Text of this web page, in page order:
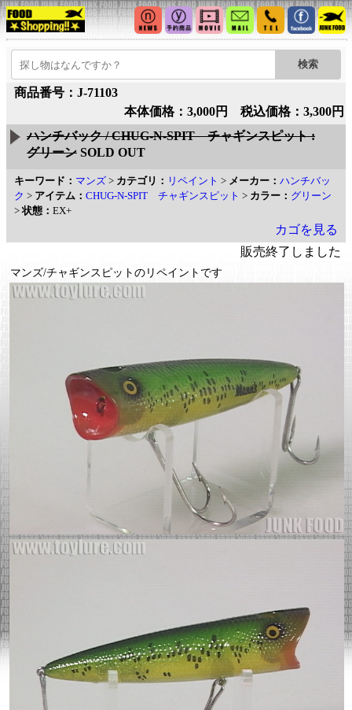
商品番号：J-71103
本体価格：3,000円 税込価格：3,300円
ハンチバック / CHUG-N-SPIT チャギンスピット :
グリーン SOLD OUT
キーワード： マンズ > カテゴリ： リペイント > メーカー： ハンチバッ
ク > アイテム： CHUG-N-SPIT チャギンスピット > カラー： グリーン
>状態： EX+
カゴを見る
販売終了しました
マンズ/チャギンスピットのリペイントです